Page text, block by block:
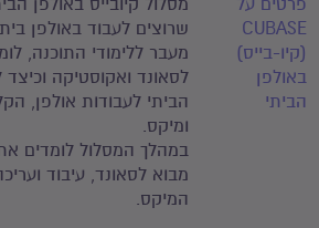
פרטים על
CUBASE
(קיו-בייס)
באולפן
הביתי
מסלול קיובייס באולפן
שרוצים לעבוד באולפן
מעבר ללימודי התוכנה,
לסאונד ואקוסטיקה
הביתי לעבודות אולפן,
ומיקס.
במהלך המסלול לומדים את
מבוא לסאונד, עיבוד
המיקס.